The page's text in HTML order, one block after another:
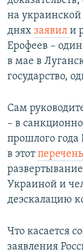
на
днях заявил и
Ерофеев –
в мае в
государство,
Сам
– в
прошлого года
в этотперечень
Украиной и
деэскалацию
Что касается
заявления